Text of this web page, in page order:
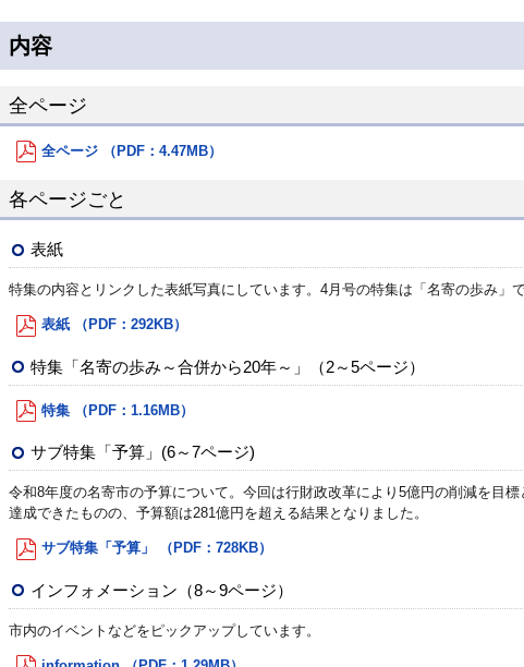
内容
全ページ
全ページ （PDF：4.47MB）
各ページごと
表紙
特集の内容とリンクした表紙写真にしています。4月号の特集は「名寄の歩み」
表紙 （PDF：292KB）
特集「名寄の歩み～合併から20年～」（2～5ページ）
特集 （PDF：1.16MB）
サブ特集「予算」(6～7ページ)
令和8年度の名寄市の予算について。今回は行財政改革により5億円の削減を目
達成できたものの、予算額は281億円を超える結果となりました。
サブ特集「予算」 （PDF：728KB）
インフォメーション（8～9ページ）
市内のイベントなどをピックアップしています。